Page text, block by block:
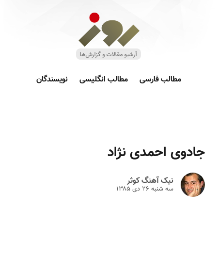
مطالب فارسی مطالب انگلیسی نویسندگان
جادوی احمدی نژاد
نیک آهنگ کوثر
سه شنبه ۲۶ دى ۱۳۸۵